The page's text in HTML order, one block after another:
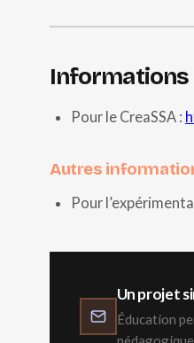
Pour le CreaSSA :
Autres
Pour
Un projet
Éducation